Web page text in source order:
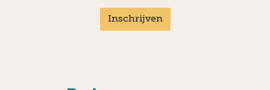
Inschrijven